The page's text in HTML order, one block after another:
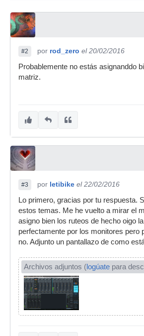
#2 por rod_zero el 20/02/2016
Probablemente no estás asignanddo
matriz.
#3 por letibike el 22/02/2016
Lo primero, gracias por tu respuesta.
estos temas. Me he vuelto a mirar el
asigno bien los ruteos de hecho oigo
perfectamente por los monitores pero
no. Adjunto un pantallazo de como
Archivos adjuntos (logúate para